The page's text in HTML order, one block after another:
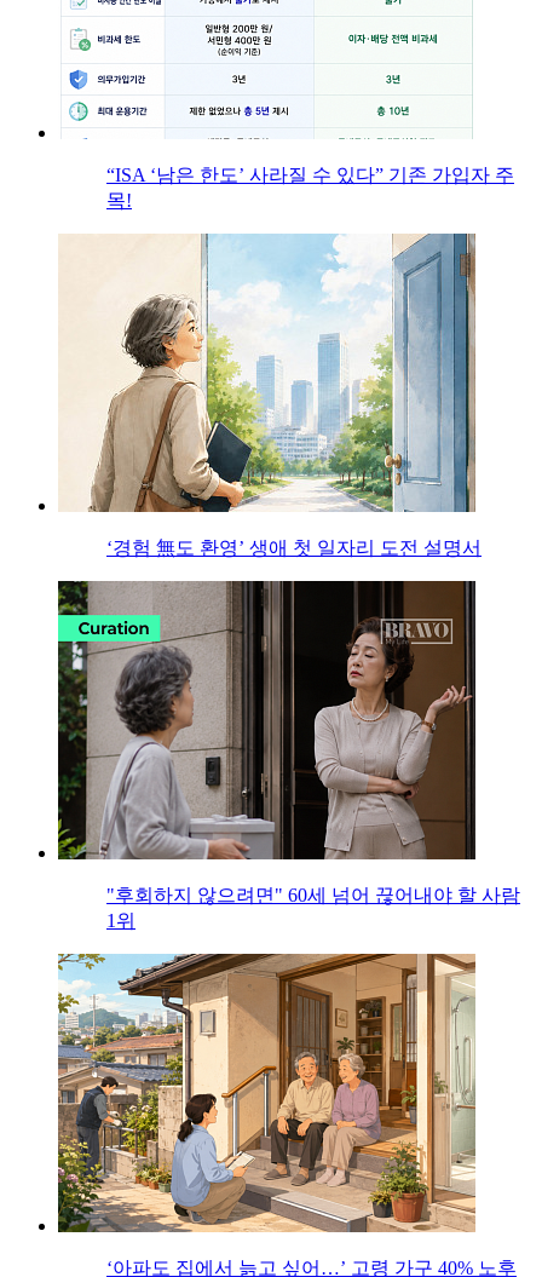
“ISA ‘남은 한도’ 사라질 수 있다” 기존 가입자 주
목!
‘경험 無도 환영’ 생애 첫 일자리 도전 설명서
"후회하지 않으려면" 60세 넘어 끊어내야 할 사람
1위
‘아파도 집에서 늙고 싶어…’ 고령 가구 40% 노후